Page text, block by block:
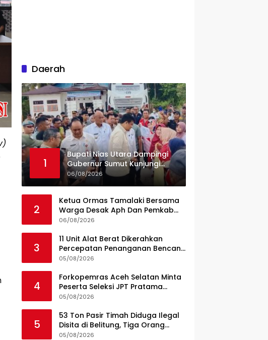
Daerah
1
Bupati Nias Utara Dampingi
Gubernur Sumut Kunjungi
UPTD Puskesmas Lahewa
06/08/2026
2
Ketua Ormas Tamalaki Bersama
Warga Desak Aph Dan Pemkab
Konsel Tangkap Pelaku Angkut
PT KAP Melintas Jalan Umum
06/08/2026
3
11 Unit Alat Berat Dikerahkan
Percepatan Penanganan Bencana
di Kelurahan Sipange Kecamatan
05/08/2026
4
Forkopemras Aceh Selatan Minta
Peserta Seleksi JPT Pratama
Andalkan Kompetensi dan
05/08/2026
5
53 Ton Pasir Timah Diduga Ilegal
Disita di Belitung, Tiga Orang
Diamankan, Dua Masih Diburu
05/08/2026